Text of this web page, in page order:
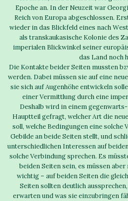
Epoche an. In der Neuzeit war
Reich von Europa abgeschlossen.
wieder in das Blickfeld eines nach
als transkaukasische Kolonie des
imperialen Blickwinkel seiner
das Land noch
Die Kontakte beider Seiten mussten
werden. Dabei müssen sie auf eine
sie sich auf Augenhöhe entwickeln
einer Vermittlung durch eine
Deshalb wird in einem
Hauptteil gefragt, welcher Art die
soll, welche Bedingungen eine
Gebilde an beide Seiten stellt, und
unterschiedlichen Interessen auf
solche Verbindung sprechen. Es
beiden Seiten sein, es müssen
wichtig – auf beiden Seiten die
Seiten sollten deutlich
erwarten und was sie einzubringen